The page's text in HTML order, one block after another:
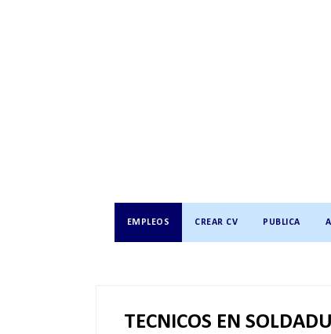
EMPLEOS CREAR CV PUBLICA
TECNICOS EN